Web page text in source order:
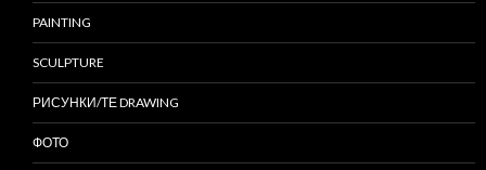
PAINTING
SCULPTURE
РИСУНКИ/ТЕ DRAWING
ФОТО